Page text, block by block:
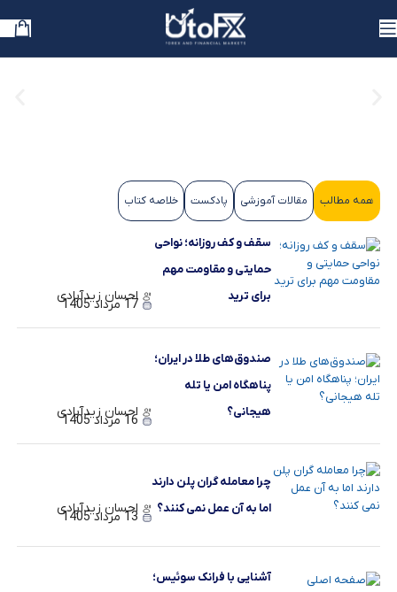
سقف و کف روزانه؛ نواحی حمایتی و مقاومت مهم برای ترید
همه مطالب مقالات آموزشی پادکست خلاصه کتاب
سقف و کف روزانه؛ نواحی
حمایتی و مقاومت مهم
برای ترید
احسان زیدآبادی
17 مرداد 1405
صندوق‌های طلا در ایران؛
پناهگاه امن یا تله
هیجانی؟
احسان زیدآبادی
16 مرداد 1405
چرا معامله ‌گران پلن دارند
اما به آن عمل نمی ‌کنند؟
احسان زیدآبادی
13 مرداد 1405
آشنایی با فرانک سوئیس؛